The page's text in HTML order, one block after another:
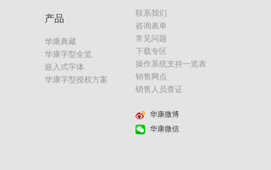
产品
华康典藏
华康字型全览
嵌入式字体
华康字型授权方案
联系我们
咨询表单
常见问题
下载专区
操作系统支持一览表
销售网点
销售人员查证
华康微博
华康微信